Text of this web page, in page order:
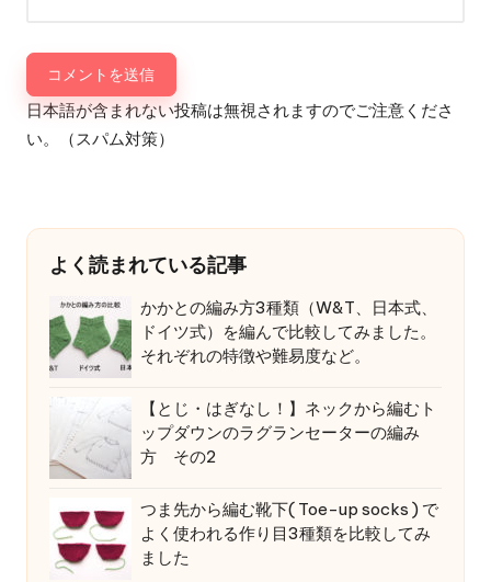
日本語が含まれない投稿は無視されますのでご注意くださ
い。（スパム対策）
よく読まれている記事
かかとの編み方3種類（W&T、日本式、
ドイツ式）を編んで比較してみました。
それぞれの特徴や難易度など。
【とじ・はぎなし！】ネックから編むト
ップダウンのラグランセーターの編み
方 その2
つま先から編む靴下( Toe-up socks ) で
よく使われる作り目3種類を比較してみ
ました